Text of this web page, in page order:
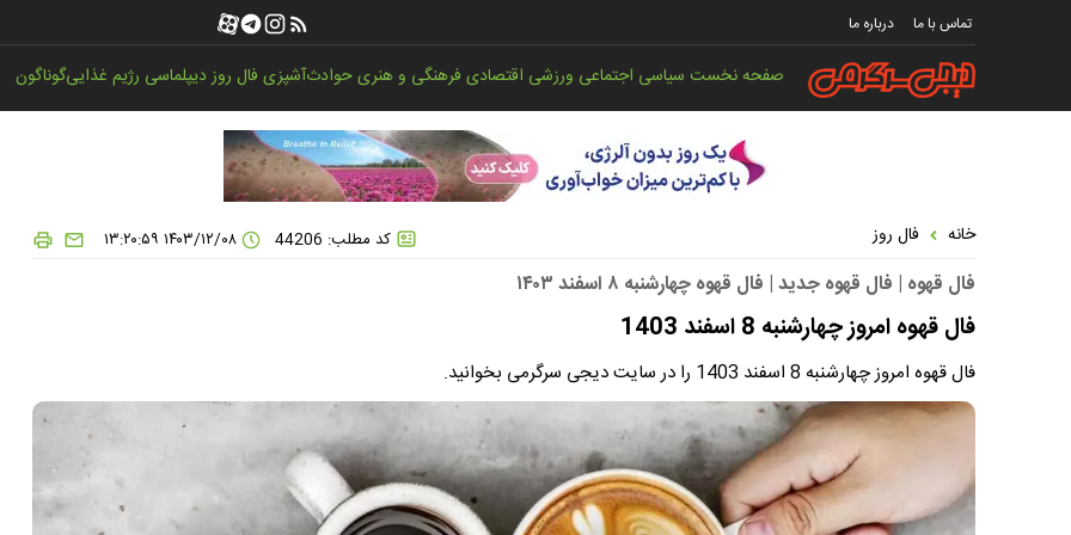
تماس با ما درباره ما
صفحه نخستسیاسی اجتماعی ورزشی اقتصادیفرهنگی و هنریحوادثآشپزیفال روزدیپلماسی رژیم غذاییگوناگون
خانه فال روز کد مطلب: 44206 ۱۴۰۳/۱۲/۰۸ ۱۳:۲۰:۵۹
فال قهوه | فال قهوه جدید | فال قهوه چهارشنبه ۸ اسفند ۱۴۰۳
فال قهوه امروز چهارشنبه 8 اسفند 1403
فال قهوه امروز چهارشنبه 8 اسفند 1403 را در سایت دیجی سرگرمی بخوانید.